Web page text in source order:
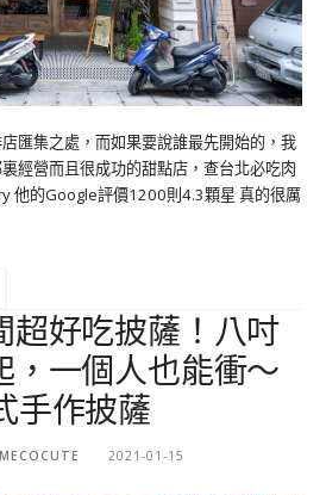
匯集之處，而如果要說誰最先開始的，我
經營而且很成功的甜點店，查台北必吃肉
他的Google評價1200則4.3顆星 真的很厲
超好吃披薩！八吋
，一個人也能衝～
手作披薩
MECOCUTE 2021-01-15